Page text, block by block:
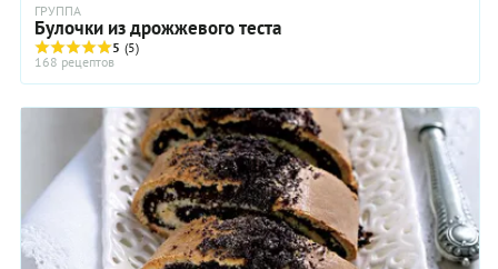
ГРУППА
Булочки из дрожжевого теста
5 (5)
168 рецептов